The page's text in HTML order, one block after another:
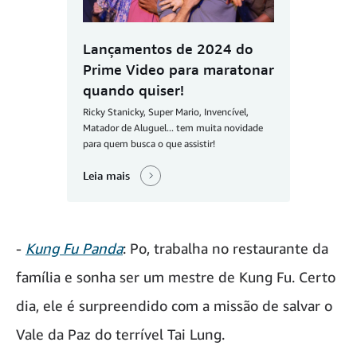
Lançamentos de 2024 do
Prime Video para maratonar
quando quiser!
Ricky Stanicky, Super Mario, Invencível,
Matador de Aluguel... tem muita novidade
para quem busca o que assistir!
Leia mais
- Kung Fu Panda: Po, trabalha no restaurante da
família e sonha ser um mestre de Kung Fu. Certo
dia, ele é surpreendido com a missão de salvar o
Vale da Paz do terrível Tai Lung.